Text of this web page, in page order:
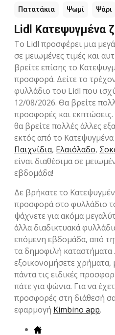
Πατατάκια Ψωμί Ψάρι
Lidl Κατεψυγμένα
Το Lidl προσφέρει μια
σε μειωμένες τιμές και
βρείτε επίσης το
προσφορά. Δείτε το
φυλλάδιο του Lidl που
12/08/2026. Θα βρείτε
προσφορές και
θα βρείτε πολλές άλλες
εκτός από το
Παιχνίδια, Ελαιόλαδο,
είναι διαθέσιμα σε
εβδομάδα!
Δε βρήκατε το
προσφορά στο φυλλάδιο
ψάχνετε για ακόμα
άλλα διαδικτυακά
επόμενη εβδομάδα, από
τα δημοφιλή καταστήματα
εξοικονομήσετε χρήματα,
πάντα τις ειδικές
πάτε για ψώνια. Για να
προσφορές στη διάθεσή
εφαρμογή Kimbino app.